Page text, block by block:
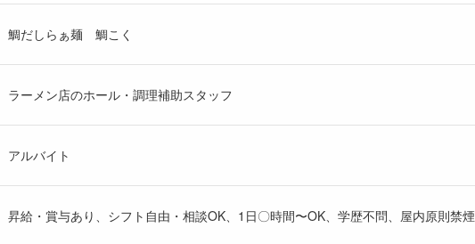
鯛だしらぁ麺 鯛こく
ラーメン店のホール・調理補助スタッフ
アルバイト
昇給・賞与あり、シフト自由・相談OK、1日〇時間〜OK、学歴不問、屋内原則禁煙